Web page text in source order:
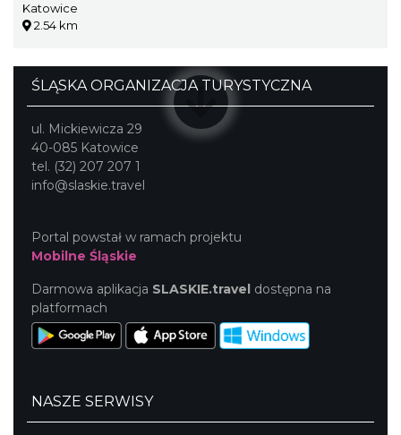
Katowice
2.54 km
ŚLĄSKA ORGANIZACJA TURYSTYCZNA
ul. Mickiewicza 29
40-085 Katowice
tel. (32) 207 207 1
info@slaskie.travel
Portal powstał w ramach projektu
Mobilne Śląskie
Darmowa aplikacja SLASKIE.travel dostępna na
platformach
NASZE SERWISY